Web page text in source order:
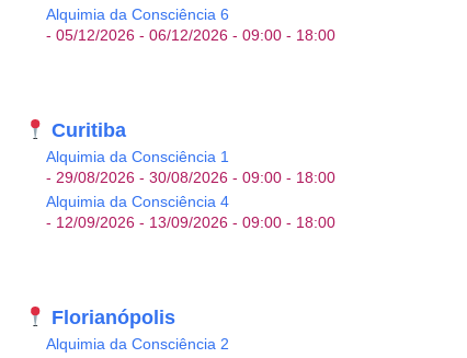
Office 365 Outlook Live
Alquimia da Consciência 6
- 05/12/2026 - 06/12/2026 - 09:00 - 18:00
Curitiba
Alquimia da Consciência 1
- 29/08/2026 - 30/08/2026 - 09:00 - 18:00
Alquimia da Consciência 4
- 12/09/2026 - 13/09/2026 - 09:00 - 18:00
Florianópolis
Alquimia da Consciência 2